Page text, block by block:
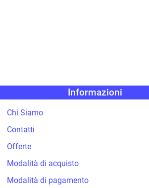
Informazioni
Chi Siamo
Contatti
Offerte
Modalità di acquisto
Modalità di pagamento